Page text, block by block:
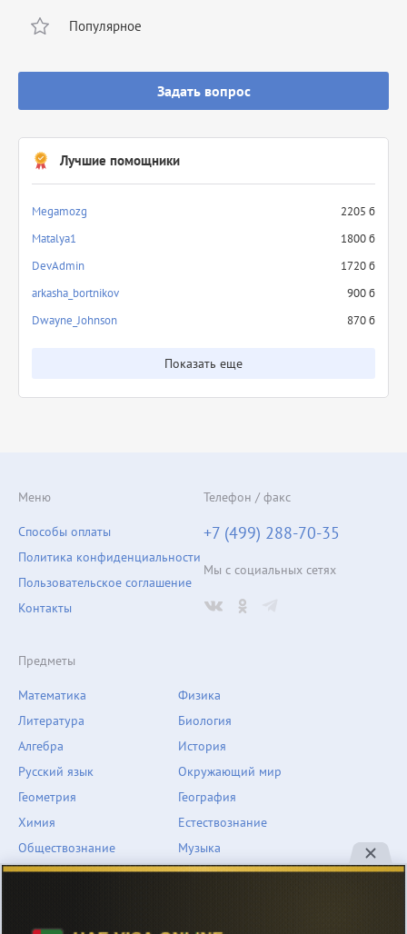
Популярное
Задать вопрос
Лучшие помощники
Megamozg
2205 б
Matalya1
1800 б
DevAdmin
1720 б
arkasha_bortnikov
900 б
Dwayne_Johnson
870 б
Показать еще
Предметы
Математика
Литература
Алгебра
Русский язык
Геометрия
Химия
Физика
Биология
История
Окружающий мир
География
Естествознание
Обществознание
Английский язык
Музыка
ОБЖ
Меню
Способы оплаты
Политика конфиденциальности
Пользовательское соглашение
Контакты
Телефон / факс
+7 (499) 288-70-35
Мы с социальных сетях